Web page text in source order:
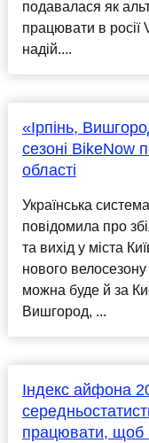
подавалася як
працювати в росії
надій....
«Ірпінь,
сезоні BikeNow
області
Українська
повідомила про
та вихід у міста
нового
можна буде й за
Вишгород, ...
Індекс айфона
працювати, щоб